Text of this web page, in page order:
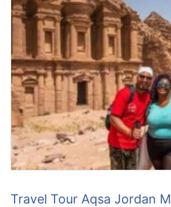
Travel Tour Aqsa Jordan